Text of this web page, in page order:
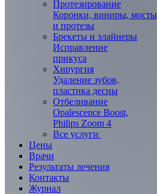
Протезирование
Коронки, виниры, мосты
и протезы
Брекеты и элaйнеры
Исправление
прикуса
Хирургия
Удаление зубов,
пластика десны
Отбеливание
Opalescence Boost,
Philips Zoom 4
Все услуги
Цены
Врачи
Результаты лечения
Контакты
Журнал